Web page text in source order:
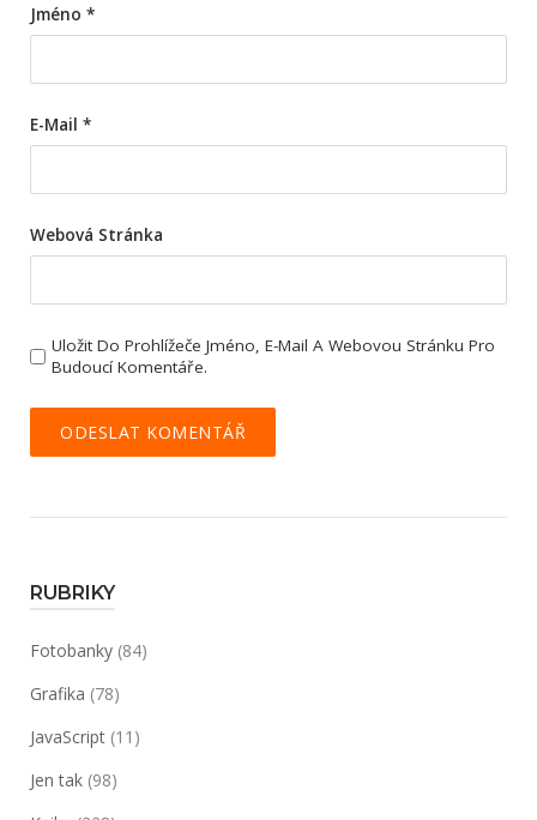
Jméno *
E-Mail *
Webová Stránka
Uložit Do Prohlížeče Jméno, E-Mail A Webovou Stránku Pro
Budoucí Komentáře.
RUBRIKY
Fotobanky (84)
Grafika (78)
JavaScript (11)
Jen tak (98)